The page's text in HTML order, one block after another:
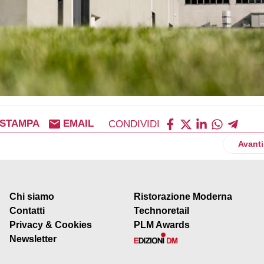
STAMPA EMAIL CONDIVIDI
l’innovazione: Still presenta lo stoccatore automaticoAvanti
Chi siamo
Contatti
Privacy & Cookies
Newsletter
Ristorazione Moderna
Technoretail
PLM Awards